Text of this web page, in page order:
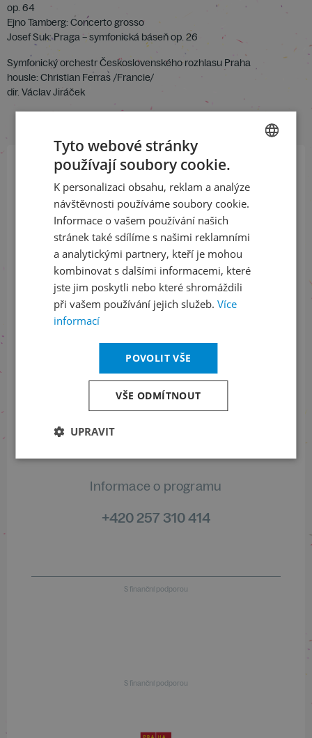
op. 64
Ejno Tamberg: Concerto grosso
Josef Suk: Praga – symfonická báseň op. 26
Symfonický orchestr Československého rozhlasu Praha
housle: Christian Ferras /Francie/
dir. Václav Jiráček
Přihlaste se k našemu newsletteru
a buďte jako první v obraze
ODEBÍRAT NEWSLETTER
Sledujte nás na sociálních sítích
Informace o stavu objednávek
+420 461 049 232
Informace o programu
+420 257 310 414
S finanční podporou
S finanční podporou
ENGLISH
Tyto webové stránky
používají soubory cookie.
K personalizaci obsahu, reklam a analýze
návštěvnosti používáme soubory cookie.
Informace o vašem používání našich
stránek také sdílíme s našimi reklamními
a analytickými partnery, kteří je mohou
kombinovat s dalšími informacemi, které
jste jim poskytli nebo které shromáždili
při vašem používání jejich služeb. Více
informací
POVOLIT VŠE
VŠE ODMÍTNOUT
UPRAVIT